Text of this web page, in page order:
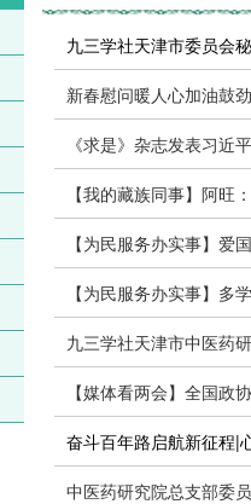
九三学社天津市委员会
新春慰问暖人心加油鼓
《求是》杂志发表习近
【我的藏族同事】阿旺
【为民服务办实事】
【为民服务办实事】
九三学社天津市中医药
【媒体看两会】全国政
奋斗百年路启航新征程|
中医药研究院总支部委